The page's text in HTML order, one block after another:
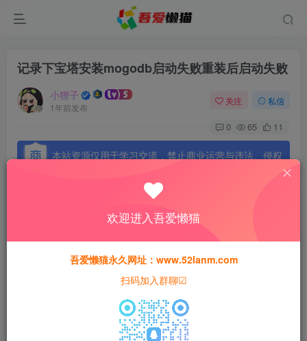
记录下宝塔安装mogodb启动失败重装后启动失败
小狸子
1年前发布
关注 私信
0 65 11
本站资源仅用于学习交流，禁止商业运营与违法、侵权
果由使用者自行承担。
宝塔直接卸载MongoDb
欢迎进入吾爱懒猫
吾爱懒猫永久网址：www.52lanm.com
扫码加入群聊☑